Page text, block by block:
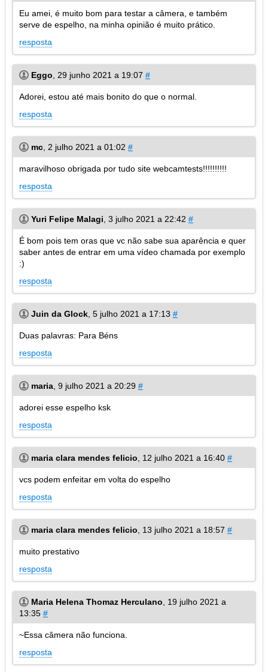
Eu amei, é muito bom para testar a câmera, e também
serve de espelho, na minha opinião é muito prático.
resposta
Eggo 29 junho 2021 a 19:07 #
Adorei, estou até mais bonito do que o normal.
resposta
mc 2 julho 2021 a 01:02 #
maravilhoso obrigada por tudo site webcamtests!!!!!!!!!!
resposta
Yuri Felipe Malagi 3 julho 2021 a 22:42 #
É bom pois tem oras que vc não sabe sua aparência e quer
saber antes de entrar em uma vídeo chamada por exemplo
:)
resposta
Juin da Glock 5 julho 2021 a 17:13 #
Duas palavras: Para Béns
resposta
maria 9 julho 2021 a 20:29 #
adorei esse espelho ksk
resposta
maria clara mendes felicio 12 julho 2021 a 16:40 #
vcs podem enfeitar em volta do espelho
resposta
maria clara mendes felicio 13 julho 2021 a 18:57 #
muito prestativo
resposta
Maria Helena Thomaz Herculano
19 julho 2021 a
13:35 #
~Essa câmera não funciona.
resposta